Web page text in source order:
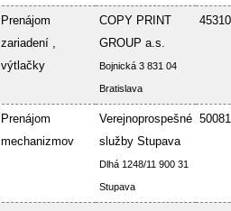
Prenájom
zariadení ,
výtlačky
COPY PRINT
GROUP a.s.
Bojnická 3 831 04
Bratislava
Prenájom
mechanizmov
Verejnoprospešné
služby Stupava
Dlhá 1248/11 900 31
Stupava